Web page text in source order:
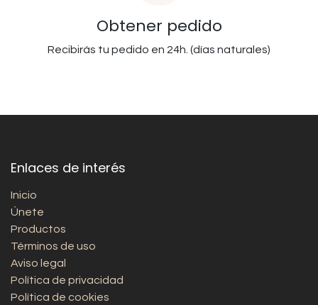
Obtener pedido
Recibirás tu pedido en 24h. (días naturales)
Enlaces de interés
Inicio
Únete
Productos
Términos de uso
Aviso legal
Política de privacidad
Política de cookies